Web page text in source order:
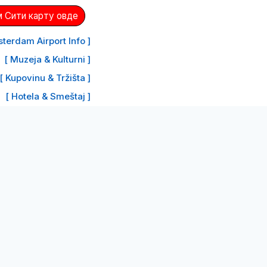
Сити карту овде
Airport Info ]
[ Muzeja & Kulturni ]
[ Kupovinu & Tržišta ]
[ Hotela & Smeštaj ]